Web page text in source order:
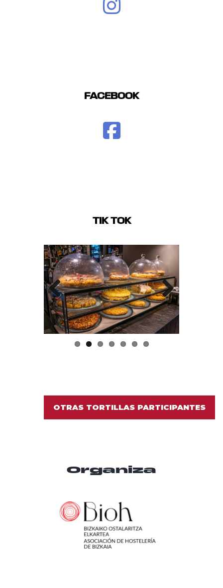
FACEBOOK
TIK TOK
Previo
us
Next
OTRAS TORTILLAS PARTICIPANTES
Organiza